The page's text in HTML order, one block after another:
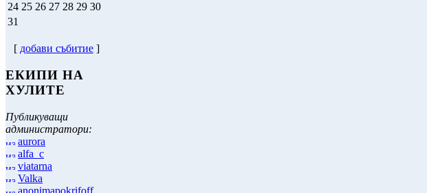
24 25 26 27 28 29 30
31
[ добави събитие ]
ЕКИПИ НА
ХУЛИТЕ
Публикуващи
администратори:
aurora
alfa_c
viatarna
Valka
anonimapokrifoff